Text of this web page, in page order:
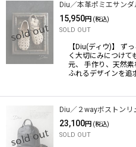
Diu／本革ポミエサン
15,950円 (税込)
SOLD OUT
【Diu(ディウ)】 ず
く大切にみにつけて
元、 手作り、天然
ふれるデザインを追
Diu／２wayボストンリ
23,100円 (税込)
SOLD OUT